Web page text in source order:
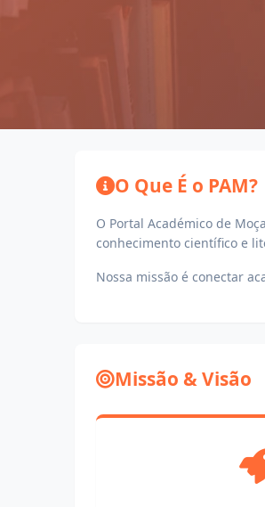
O Que É o PAM?
O Portal Académico de
conhecimento científico e
Nossa missão é conectar
Missão & Visão